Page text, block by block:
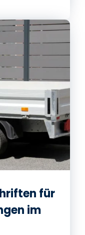
für
im